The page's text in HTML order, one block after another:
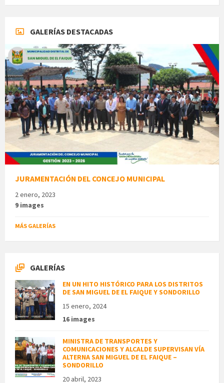
GALERÍAS DESTACADAS
JURAMENTACIÓN DEL CONCEJO MUNICIPAL
2 enero, 2023
9 images
MÁS GALERÍAS
GALERÍAS
EN UN HITO HISTÓRICO PARA LOS DISTRITOS
DE SAN MIGUEL DE EL FAIQUE Y SONDORILLO
15 enero, 2024
16 images
MINISTRA DE TRANSPORTES Y
COMUNICACIONES Y ALCALDE SUPERVISAN VÍA
ALTERNA SAN MIGUEL DE EL FAIQUE –
SONDORILLO
20 abril, 2023